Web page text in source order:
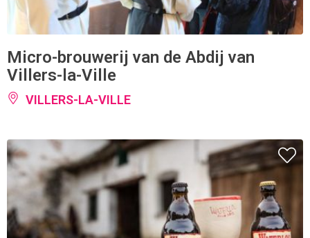
Micro-brouwerij van de Abdij van
Villers-la-Ville
VILLERS-LA-VILLE